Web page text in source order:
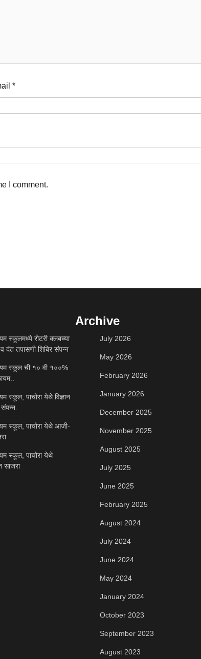
*
I comment.
स्कूलमध्ये रोटरी क्लबच्या
दंत तपासणी शिबिर संपन्न
स्कूल ची १० वी १००%
स्कूल, पाचोरा येथे विज्ञान
स्कूल, पाचोरा येथे आजी-
स्कूल, पाचोरा येथे
साजरा
Archive
July 2026
May 2026
February 2026
January 2026
December 2025
November 2025
August 2025
July 2025
June 2025
February 2025
August 2024
July 2024
June 2024
May 2024
January 2024
October 2023
September 2023
August 2023